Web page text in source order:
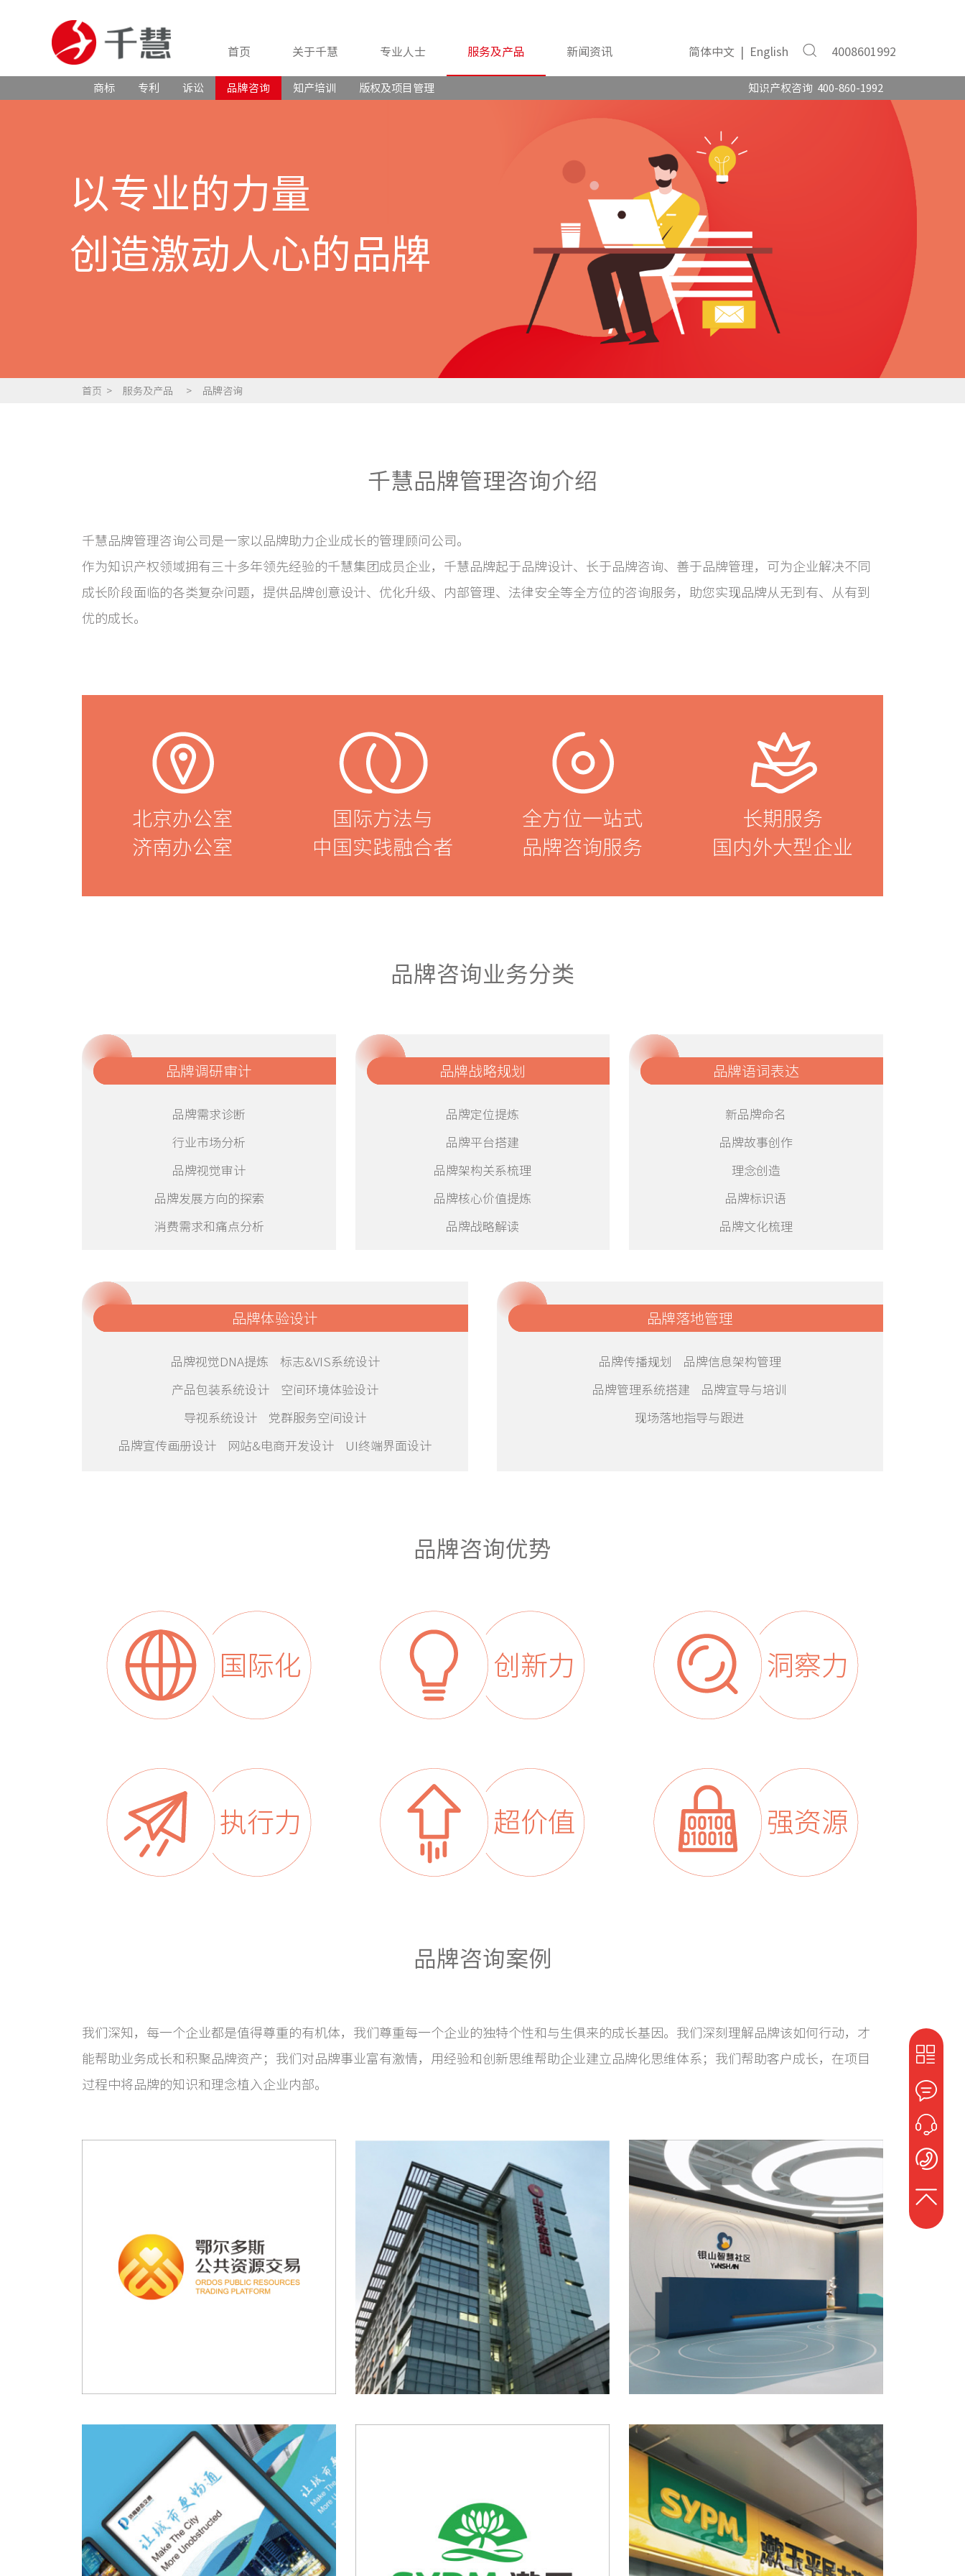
首页 关于千慧 专业人士 服务及产品
商标 专利 诉讼 品牌咨询 知产培训 版权及项目管理 知识产权咨询 400-860-1992
新闻资讯 简体中文 English 4008601992
以专业的力量
创造激动人心的品牌
首页 > 服务及产品 > 品牌咨询
千慧品牌管理咨询介绍
千慧品牌管理咨询公司是一家以品牌助力企业成长的管理顾问公司。
作为知识产权领域拥有三十多年领先经验的千慧集团成员企业，千慧品牌起于品牌设计、长于品牌咨询、善于品牌管理，可为企业解决不同
成长阶段面临的各类复杂问题，提供品牌创意设计、优化升级、内部管理、法律安全等全方位的咨询服务，助您实现品牌从无到有、从有到
优的成长。
北京办公室
济南办公室
国际方法与
中国实践融合者
全方位一站式
品牌咨询服务
长期服务
国内外大型企业
品牌咨询业务分类
品牌调研审计
品牌需求诊断
行业市场分析
品牌视觉审计
品牌发展方向的探索
消费需求和痛点分析
品牌战略规划
品牌定位提炼
品牌平台搭建
品牌架构关系梳理
品牌核心价值提炼
品牌战略解读
品牌语词表达
新品牌命名
品牌故事创作
理念创造
品牌标识语
品牌文化梳理
品牌体验设计
品牌视觉DNA提炼 标志&VIS系统设计
产品包装系统设计 空间环境体验设计
导视系统设计 党群服务空间设计
品牌宣传画册设计 网站&电商开发设计 UI终端界面设计
品牌落地管理
品牌传播规划 品牌信息架构管理
品牌管理系统搭建 品牌宣导与培训
现场落地指导与跟进
品牌咨询优势
品牌咨询案例
我们深知，每一个企业都是值得尊重的有机体，我们尊重每一个企业的独特个性和与生俱来的成长基因。我们深刻理解品牌该如何行动，才
能帮助业务成长和积聚品牌资产；我们对品牌事业富有激情，用经验和创新思维帮助企业建立品牌化思维体系；我们帮助客户成长，在项目
过程中将品牌的知识和理念植入企业内部。